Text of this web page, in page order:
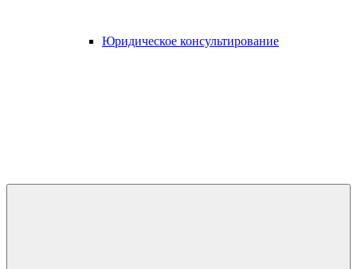
Юридическое консультирование